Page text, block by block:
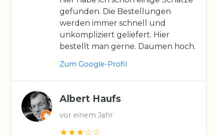
gefunden. Die Bestellungen
werden immer schnell und
unkompliziert geliefert. Hier
bestellt man gerne. Daumen hoch.
Zum Google-Profil
Albert Haufs
vor einem Jahr